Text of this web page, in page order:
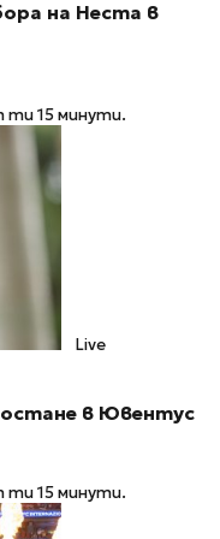
на Неста в
ти 15 минути.
Live
остане в Ювентус
ти 15 минути.